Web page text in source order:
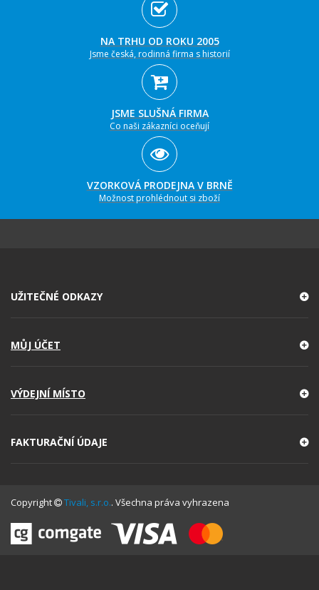
NA TRHU OD ROKU 2005
Jsme česká, rodinná firma s historií
JSME SLUŠNÁ FIRMA
Co naši zákazníci oceňují
VZORKOVÁ PRODEJNA V BRNĚ
Možnost prohlédnout si zboží
UŽITEČNÉ ODKAZY
MŮJ ÚČET
VÝDEJNÍ MÍSTO
FAKTURAČNÍ ÚDAJE
Copyright Tivali, s.r.o.. Všechna práva vyhrazena